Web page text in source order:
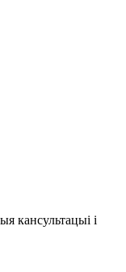
кансультацыі і